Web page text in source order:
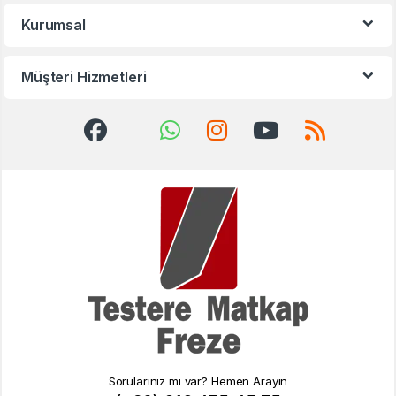
Kurumsal
Müşteri Hizmetleri
Sorularınız mı var? Hemen Arayın